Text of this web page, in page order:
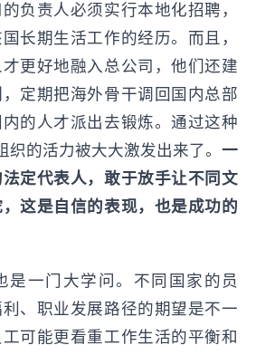
负责人必须实行本地化招聘，
长期生活工作的经历。而且，
更好地融入总公司，他们还建
定期把海外骨干调回国内总部
的人才派出去锻炼。通过这种
织的活力被大大激发出来了。 一
定代表人，敢于放手让不同文
这是自信的表现，也是成功的
是一门大学问。不同国家的员
、职业发展路径的期望是不一
可能更看重工作生活的平衡和